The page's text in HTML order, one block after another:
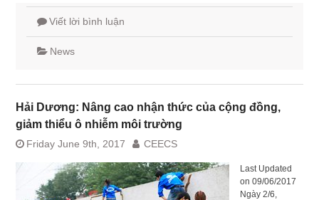
Viết lời bình luận
News
Hải Dương: Nâng cao nhận thức của cộng đồng,
giảm thiểu ô nhiễm môi trường
Friday June 9th, 2017 CEECS
Last Updated
on 09/06/2017
Ngày 2/6,